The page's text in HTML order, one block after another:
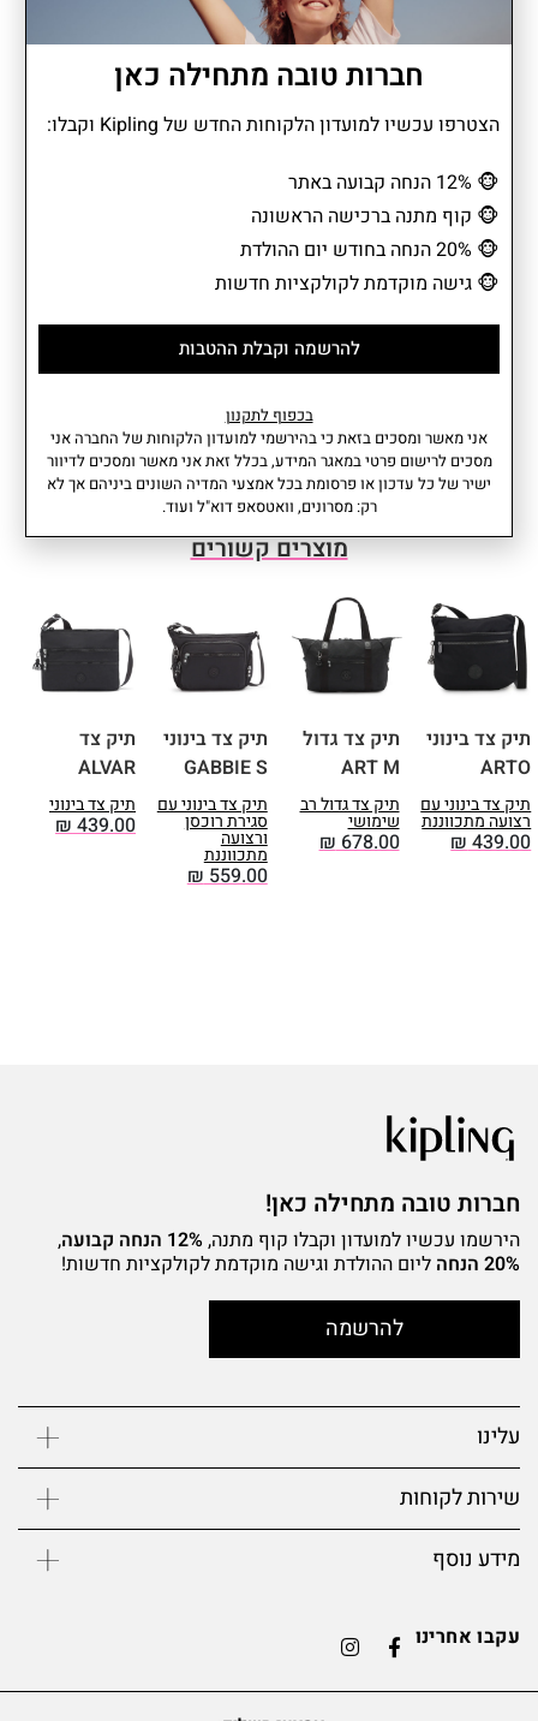
עם כיסים פנימיים וחיצוניים שומרים על כל מה שחשוב מסודר ונגיש.
CITY PACK S קטן מספיק כדי להרגיש קליל, אבל גדול מספיק כדי
PACK.
מידע נוסף
• תא מרכזי עם סגירת רוכסן
• כיס אחורי אחד עם סגירת רוכסן
• 2 כיסי צד: עם סגירת מגנט
• כיס פנימי אחד עם סגירת רוכסן
• 2 תאים פונקציונליים לטלפון +
מאפיינים
הרכב בד: 100% Polyamide
נפח: 13 ליטר
33.5 סמ
אחריות: שנתיים
עוד
מוצרים קשורים
תיק צד בינוני
ARTO
תיק צד בינוני עם
רצועה מתכווננת
₪439.00
תיק צד גדול
ART M
תיק צד גדול רב
שימושי
₪678.00
תיק צד בינוני
GABBIE S
תיק צד בינוני עם
סגירת רוכסן
ורצועה
מתכווננת
₪559.00
תיק צד
ALVAR
תיק צד בינוני
₪439.00
חברות טובה מתחילה כאן!
הירשמו עכשיו למועדון וקבלו קוף מתנה, 12% הנחה קבועה
,
20% הנחה
ליום ההולדת וגישה מוקדמת לקולקציות חדשות!
להרשמה
עלינו
שירות לקוחות
מידע נוסף
עקבו אחרינו
חברות טובה מתחילה כאן
הצטרפו עכשיו למועדון הלקוחות החדש של Kipling וקבלו:
🐵
🐵 קוף מתנה ברכישה הראשונה
🐵
🐵 גישה מוקדמת לקולקציות חדשות
להרשמה וקבלת ההטבות
בכפוף לתקנון
אני מאשר ומסכים בזאת כי בהירשמי למועדון הלקוחות של החברה אני
מסכים לרישום פרטי במאגר המידע, בכלל זאת אני מאשר ומסכים לדיוור
ישיר של כל עדכון או פרסומת בכל אמצעי המדיה השונים ביניהם אך לא
רק: מסרונים, וואטסאפ דוא"ל ועוד.